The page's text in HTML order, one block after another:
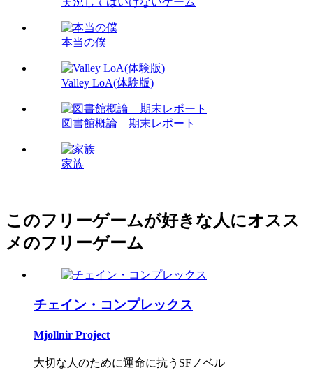
本当の僕
Valley LoA(体験版)
図書館概論 期末レポート
家族
このフリーゲームが好きな人にオスス
メのフリーゲーム
チェイン・コンプレックス
Mjollnir Project
大切な人のために運命に抗うSFノベル